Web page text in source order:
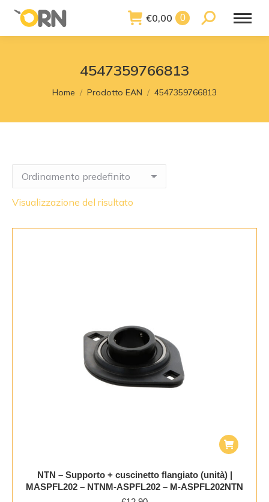
€0,00 0 Search:
4547359766813
You are here:
Home Prodotto EAN 4547359766813
Visualizzazione del risultato
NTN – Supporto + cuscinetto flangiato (unità) |
MASPFL202 – NTNM-ASPFL202 – M-ASPFL202NTN